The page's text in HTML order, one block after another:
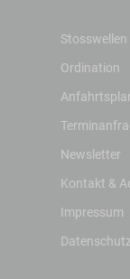
Ordination
Newsletter
Kontakt &
Impressum
Datenschutz